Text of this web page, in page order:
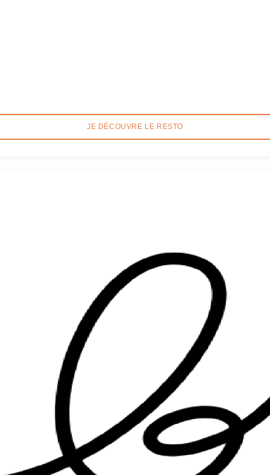
JE DÉCOUVRE LE RESTO